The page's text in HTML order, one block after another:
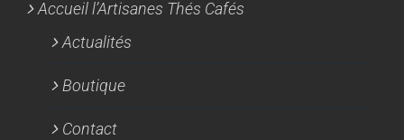
Accueil l’Artisanes Thés Cafés
Actualités
Boutique
Contact